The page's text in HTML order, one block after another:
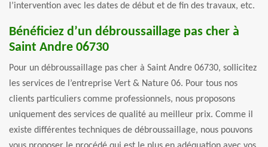
l’intervention avec les dates de début et de fin des travaux, etc.
Bénéficiez d’un débroussaillage pas cher à
Saint Andre 06730
Pour un débroussaillage pas cher à Saint Andre 06730, sollicitez
les services de l’entreprise Vert & Nature 06. Pour tous nos
clients particuliers comme professionnels, nous proposons
uniquement des services de qualité au meilleur prix. Comme il
existe différentes techniques de débroussaillage, nous pouvons